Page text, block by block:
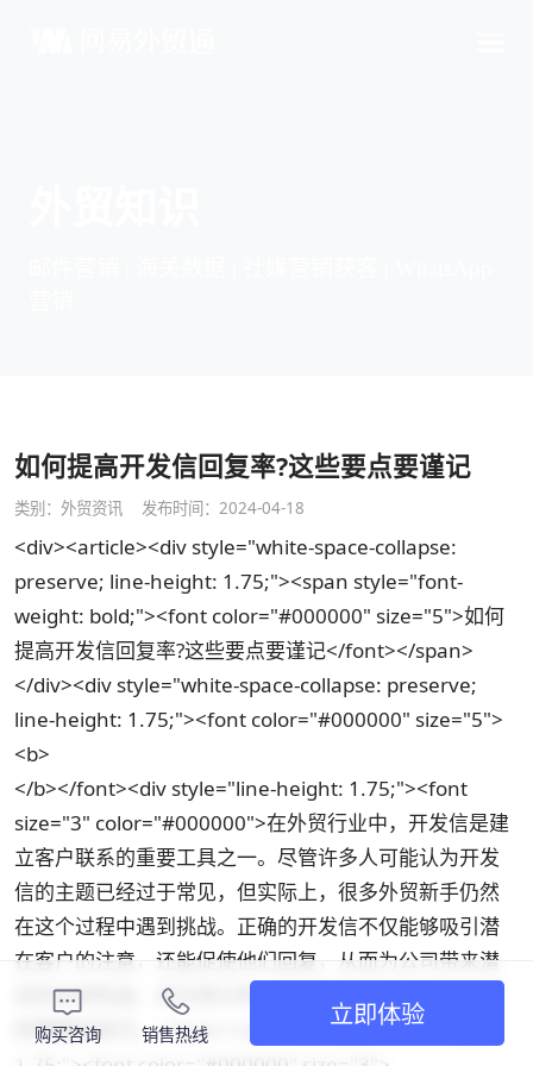
如何提高开发信回复率?这些要点要谨记
类别： 外贸资讯 发布时间：2024-04-18
<div><article><div style="white-space-collapse:
preserve; line-height: 1.75;"><span style="font-
weight: bold;"><font color="#000000" size="5">如何
提高开发信回复率?这些要点要谨记</font></span>
</div><div style="white-space-collapse: preserve;
line-height: 1.75;"><font color="#000000" size="5">
<b>
</b></font><div style="line-height: 1.75;"><font
size="3" color="#000000">在外贸行业中，开发信是建
立客户联系的重要工具之一。尽管许多人可能认为开发
信的主题已经过于常见，但实际上，很多外贸新手仍然
在这个过程中遇到挑战。正确的开发信不仅能够吸引潜
在客户的注意，还能促使他们回复，从而为公司带来潜
在的业务机会。本文将分享一些有效提高开发信回复率
的策略和技巧。</font></div><div style="line-height:
购买咨询 销售热线
立即体验